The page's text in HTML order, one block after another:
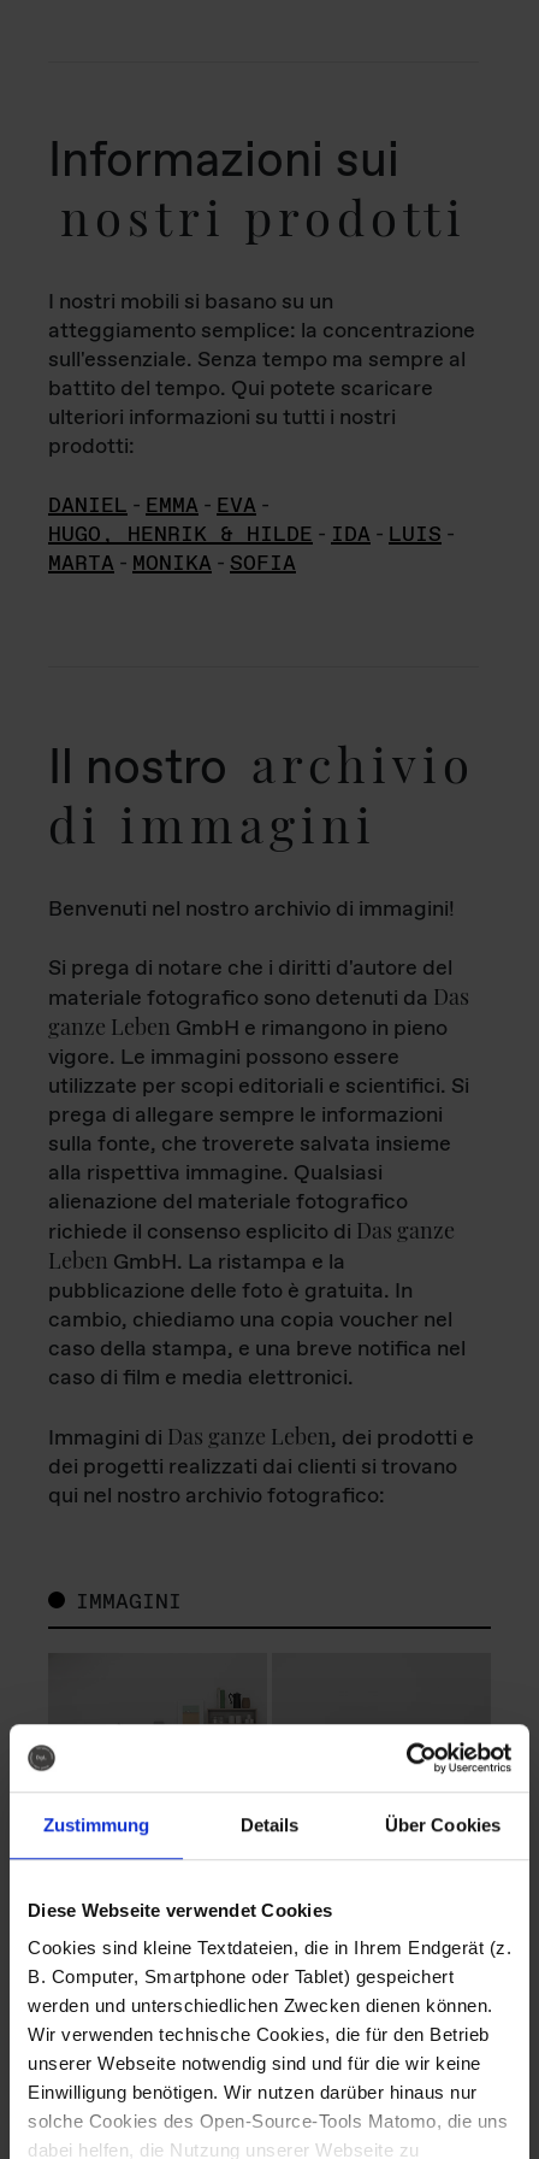
Zustimmung Details Über Cookies
Diese Webseite verwendet Cookies
Cookies sind kleine Textdateien, die in Ihrem Endgerät (z.
B. Computer, Smartphone oder Tablet) gespeichert
werden und unterschiedlichen Zwecken dienen können.
Wir verwenden technische Cookies, die für den Betrieb
unserer Webseite notwendig sind und für die wir keine
Einwilligung benötigen. Wir nutzen darüber hinaus nur
solche Cookies des Open-Source-Tools Matomo, die uns
dabei helfen, die Nutzung unserer Webseite zu
Informazioni sui
nostri prodotti
I nostri mobili si basano su un
atteggiamento semplice: la concentrazione
sull'essenziale. Senza tempo ma sempre al
battito del tempo. Qui potete scaricare
ulteriori informazioni su tutti i nostri
prodotti:
DANIEL - EMMA - EVA -
HUGO, HENRIK & HILDE - IDA - LUIS -
MARTA - MONIKA - SOFIA
Il nostro archivio
di immagini
Benvenuti nel nostro archivio di immagini!
Si prega di notare che i diritti d'autore del
materiale fotografico sono detenuti da Das
ganze Leben GmbH e rimangono in pieno
vigore. Le immagini possono essere
utilizzate per scopi editoriali e scientifici. Si
prega di allegare sempre le informazioni
sulla fonte, che troverete salvata insieme
alla rispettiva immagine. Qualsiasi
alienazione del materiale fotografico
richiede il consenso esplicito di Das ganze
Leben GmbH. La ristampa e la
pubblicazione delle foto è gratuita. In
cambio, chiediamo una copia voucher nel
caso della stampa, e una breve notifica nel
caso di film e media elettronici.
Immagini di Das ganze Leben, dei prodotti e
dei progetti realizzati dai clienti si trovano
qui nel nostro archivio fotografico:
IMMAGINI
Fotografo: Lorenz
Sternbach
Download
Fotografo: Lorenz
Sternbach
Download